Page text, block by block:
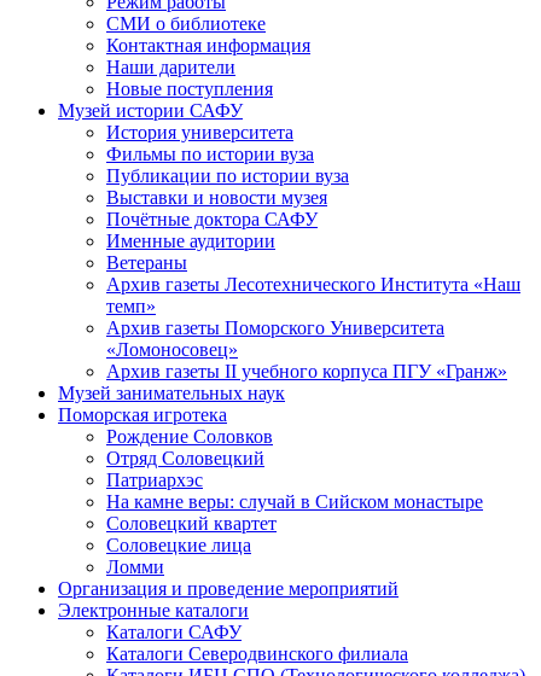
СМИ о библиотеке
Контактная информация
Наши дарители
Новые поступления
Музей истории САФУ
История университета
Фильмы по истории вуза
Публикации по истории вуза
Выставки и новости музея
Почётные доктора САФУ
Именные аудитории
Ветераны
Архив газеты Лесотехнического Института «Наш
темп»
Архив газеты Поморского Университета
«Ломоносовец»
Архив газеты II учебного корпуса ПГУ «Гранж»
Музей занимательных наук
Поморская игротека
Рождение Соловков
Отряд Соловецкий
Патриархэс
На камне веры: случай в Сийском монастыре
Соловецкий квартет
Соловецкие лица
Ломми
Организация и проведение мероприятий
Электронные каталоги
Каталоги САФУ
Каталоги Северодвинского филиала